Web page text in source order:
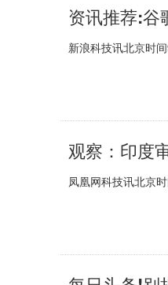
资讯推荐:谷
新浪科技讯北京时
观察：印度
凤凰网科技讯北京